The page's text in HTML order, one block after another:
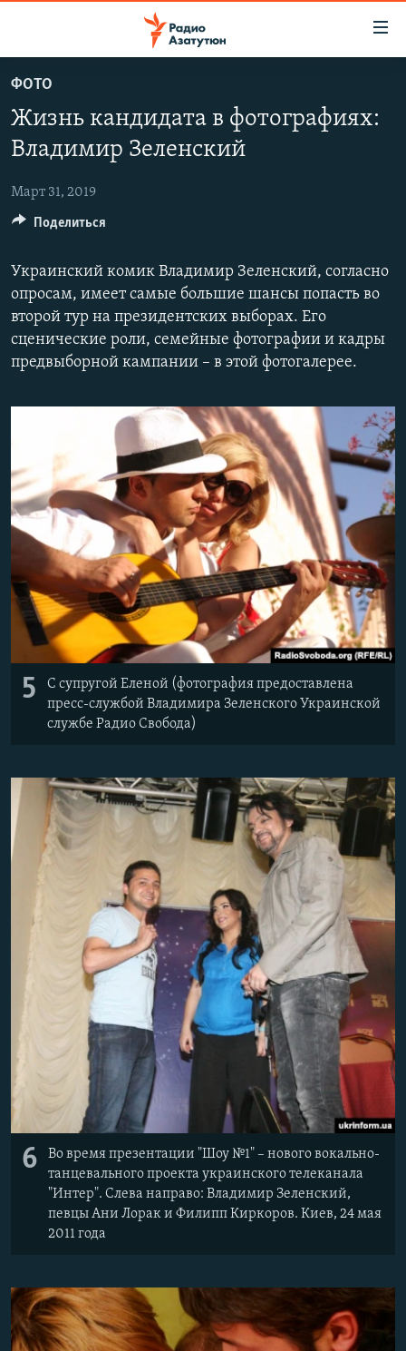
основному
содержанию
Перейти
навигации
поиску
НОВОСТИ
ПОЛИТИКА
ОБЩЕСТВО
ЭКОНОМИКА
НАГОРНЫЙ КАРАБАХ
КУЛЬТУРА
СПОРТ
English
Русский
Все сайты Радио Азатутюн
ФОТО
Жизнь кандидата в фотографиях:
Владимир Зеленский
Март 31, 2019
Украинский комик Владимир Зеленский, согласно
опросам, имеет самые большие шансы попасть во
второй тур на президентских выборах. Его
сценические роли, семейные фотографии и кадры
предвыборной кампании – в этой фотогалерее.
5
С супругой Еленой (фотография предоставлена
пресс-службой Владимира Зеленского Украинской
службе Радио Свобода)
6
Во время презентации "Шоу №1" – нового вокально-
танцевального проекта украинского телеканала
"Интер". Слева направо: Владимир Зеленский,
певцы Ани Лорак и Филипп Киркоров. Киев, 24 мая
2011 года
Поделиться